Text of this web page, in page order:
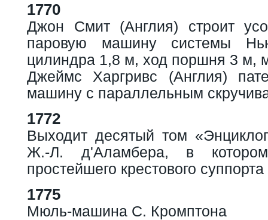
1770
Джон Смит (Англия) строит
паровую машину системы
цилиндра 1,8 м, ход поршня 3 м,
Джеймс Харгривс (Англия)
машину с параллельным
1772
Выходит десятый том
Ж.-Л. д'Аламбера, в
простейшего крестового суппорта
1775
Мюль-машина С. Кромптона